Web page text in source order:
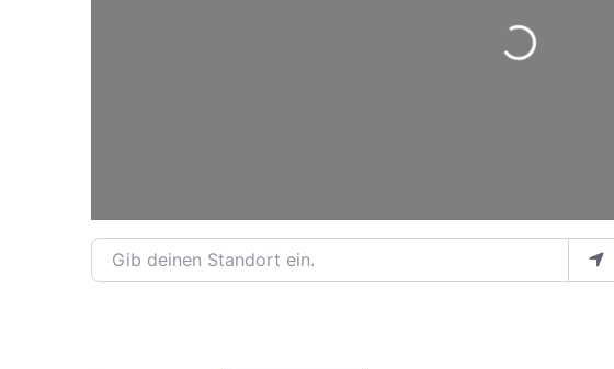
Gib deinen Standort ein.